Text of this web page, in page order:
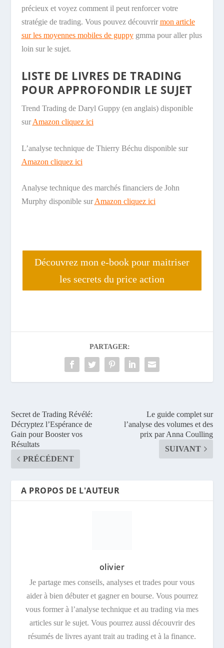
précieux et voyez comment il peut renforcer votre
stratégie de trading. Vous pouvez découvrirmon article
sur les moyennes mobiles de guppygmma pour aller plus
loin sur le sujet.
LISTE DE LIVRES DE TRADING
POUR APPROFONDIR LE SUJET
Trend Trading de Daryl Guppy (en anglais) disponible
surAmazon cliquez ici
L’analyse technique de Thierry Béchu disponible sur
Amazon cliquez ici
Analyse technique des marchés financiers de John
Murphy disponible surAmazon cliquez ici
Découvrez mon e-book pour maitriser
les secrets du price action
PARTAGER:
Secret de Trading Révélé:
Décryptez l’Espérance de
Gain pour Booster vos
Résultats
PRÉCÉDENT
Le guide complet sur
l’analyse des volumes et des
prix par Anna Coulling
SUIVANT
A PROPOS DE L'AUTEUR
olivier
Je partage mes conseils, analyses et trades pour vous
aider à bien débuter et gagner en bourse. Vous pourrez
vous former à l’analyse technique et au trading via mes
articles sur le sujet. Vous pourrez aussi découvrir des
résumés de livres ayant trait au trading et à la finance.